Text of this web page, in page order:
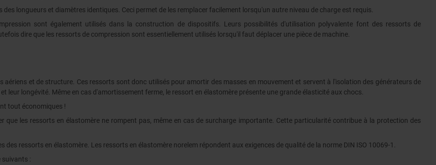
longueurs et diamètres identiques. Ceci permet de les remplacer facilement lorsqu'un autre niveau de charge est requis.
sont également utilisés dans la construction de dispositifs. Leurs possibilités d'utilisation polyvalente font des ressorts de
dire que les ressorts de compression sont essentiellement utilisés lorsqu'il faut déplacer une pièce de machine.
aériens et de structure. Ces ressorts sont donc utilisés pour amortir des masses en mouvement et servent à l'isolation des générateurs de
longévité. Même en cas d'amortissement ferme, le ressort en élastomère présente une grande élasticité aux chocs.
tout économiques !
que les ressorts en élastomère ne rompent pas, même en cas de surcharge importante. Cette particularité contribue à la protection des
ressorts en élastomère. Les ressorts en élastomère norelem répondent aux exigences de qualité de la norme DIN ISO 10069-1.
suivants :